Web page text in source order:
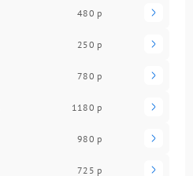
480 р
250 р
780 р
1180 р
980 р
725 р